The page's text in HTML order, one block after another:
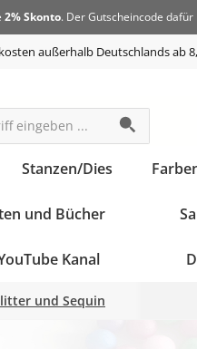
2% Skonto. Der Gutscheincode dafür
außerhalb Deutschlands ab
Stanzen/Dies
und Bücher
Kanal
und Sequin